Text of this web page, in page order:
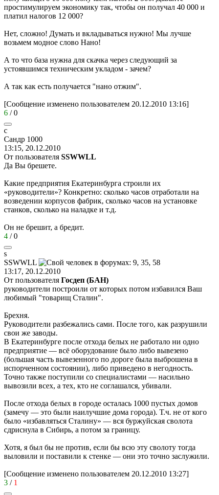
простимулируем экономику так, чтобы он получал 40 000 и
платил налогов 12 000?
Нет, сложно! Думать и вкладываться нужно! Мы лучше
возьмем модное слово Нано!
А то что база нужна для скачка через следующий за
устоявшимся техническим укладом - зачем?
А так как есть получается "нано отжим".
[Сообщение изменено пользователем 20.12.2010 13:16]
6 /0
с
Сандр 1000
13:15, 20.12.2010
От пользователя SSWWLL
Да Вы брешете.
Какие предприятия Екатеринбурга строили их
«руководители»? Конкретно: сколько часов отработали на
возведении корпусов фабрик, сколько часов на установке
станков, сколько на наладке и т.д.
Он не брешит, а бредит.
4 /0
s
SSWWLL
13:17, 20.12.2010
От пользователя Госдеп (БАН)
руководители построили от которых потом избавился Ваш
любимый "товарищ Сталин".
Брехня.
Руководители разбежались сами. После того, как разрушили
свои же заводы.
В Екатеринбурге после отхода белых не работало ни одно
предприятие — всё оборудование было либо вывезено
(большая часть вывезенного по дороге была выброшена в
испорченном состоянии), либо приведено в негодность.
Точно также поступили со специалистами — насильно
вывозили всех, а тех, кто не соглашался, убивали.
После отхода белых в городе осталась 1000 пустых домов
(замечу — это были наилучшие дома города). Т.ч. не от кого
было «избавляться Сталину» — вся буржуйская сволота
сдриснула в Сибирь, а потом за границу.
Хотя, я был бы не против, если бы всю эту сволоту тогда
выловили и поставили к стенке — они это точно заслужили.
[Сообщение изменено пользователем 20.12.2010 13:27]
3 / 1